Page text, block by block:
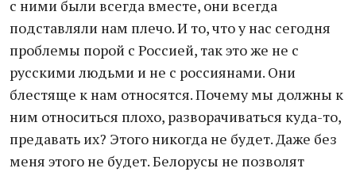
с ними были всегда вместе, они всегда
подставляли нам плечо. И то, что у нас сегодня
проблемы порой с Россией, так это же не с
русскими людьми и не с россиянами. Они
блестяще к нам относятся. Почему мы должны к
ним относиться плохо, разворачиваться куда-то,
предавать их? Этого никогда не будет. Даже без
меня этого не будет. Белорусы не позволят